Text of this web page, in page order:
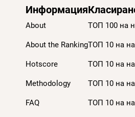
Информация
About
About the Ranking
Hotscore
Methodology
FAQ
ТОП 100 на
ТОП 10 на
ТОП 10 на
ТОП 10 на
ТОП 10 на